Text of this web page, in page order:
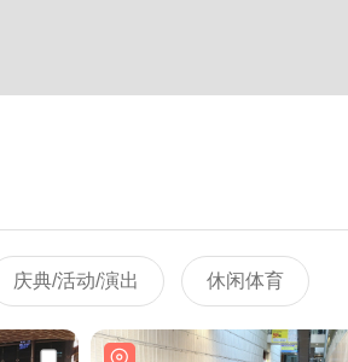
庆典/活动/演出 休闲体育